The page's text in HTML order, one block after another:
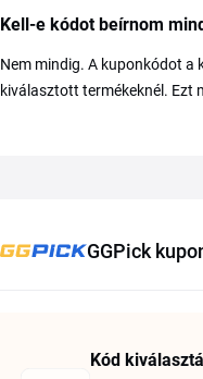
Kell-e kódot beírnom
Nem mindig. A kuponkódot a
kiválasztott termékeknél. Ezt
GGPick
Kód